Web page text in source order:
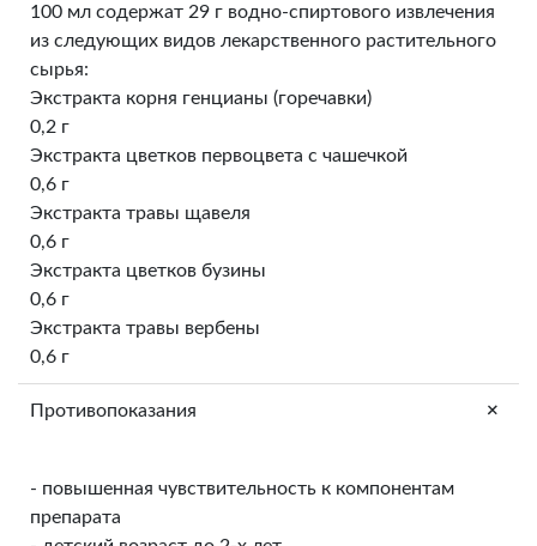
100 мл содержат 29 г водно-спиртового извлечения
из следующих видов лекарственного растительного
сырья:
Экстракта корня генцианы (горечавки)
0,2 г
Экстракта цветков первоцвета с чашечкой
0,6 г
Экстракта травы щавеля
0,6 г
Экстракта цветков бузины
0,6 г
Экстракта травы вербены
0,6 г
Противопоказания +
- повышенная чувствительность к компонентам
препарата